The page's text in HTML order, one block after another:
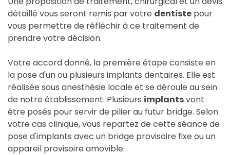
détaillé vous seront remis par votre dentiste pour
vous permettre de réfléchir à ce traitement de
prendre votre décision.
Votre accord donné, la première étape consiste en
la pose d'un ou plusieurs implants dentaires. Elle est
réalisée sous anesthésie locale et se déroule au sein
de notre établissement. Plusieurs implantsvont
être posés pour servir de pilier au futur bridge. Selon
votre cas clinique, vous repartez de cette séance de
pose d'implants avec un bridge provisoire fixe ou un
appareil provisoire amovible.